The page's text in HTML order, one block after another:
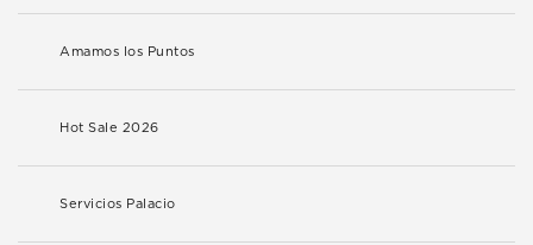
Amamos los Puntos
Hot Sale 2026
Servicios Palacio